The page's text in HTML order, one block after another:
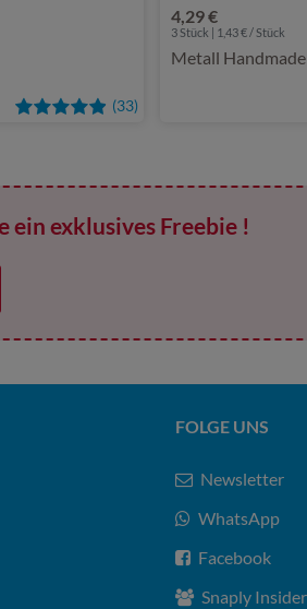
(33)
4,29 €
3 Stück | 1,43 € / Stück
Metall
exklusives Freebie !
FOLGE UNS
Newsletter
WhatsApp
Facebook
Snaply Insider